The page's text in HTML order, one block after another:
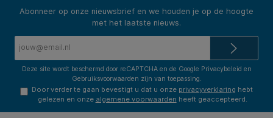
Abonneer op onze nieuwsbrief en we houden je op de hoogte
met het laatste nieuws.
Deze site wordt beschermd door reCAPTCHA en de Google Privacybeleid en
Gebruiksvoorwaarden zijn van toepassing.
Door verder te gaan bevestigt u dat u onze privacyverklaring hebt
gelezen en onze algemene voorwaarden heeft geaccepteerd.